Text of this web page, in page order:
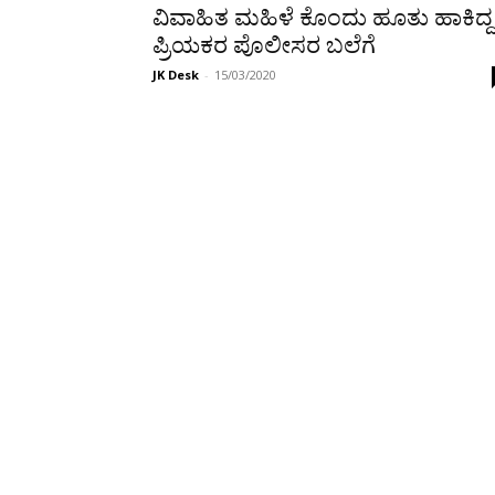
ವಿವಾಹಿತ ಮಹಿಳೆ ಕೊಂದು ಹೂತು ಹಾಕಿದ್ದ
ಪ್ರಿಯಕರ ಪೊಲೀಸರ ಬಲೆಗೆ
JK Desk - 15/03/2020